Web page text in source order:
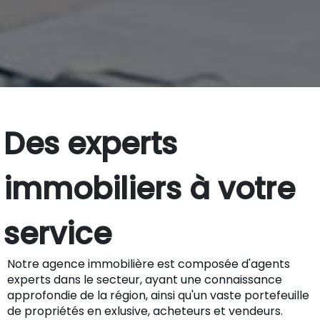
Des experts
immobiliers à votre
service
Notre agence immobilière est composée d'agents
experts dans le secteur, ayant une connaissance
approfondie de la région, ainsi qu'un vaste portefeuille
de propriétés en exlusive, acheteurs et vendeurs.